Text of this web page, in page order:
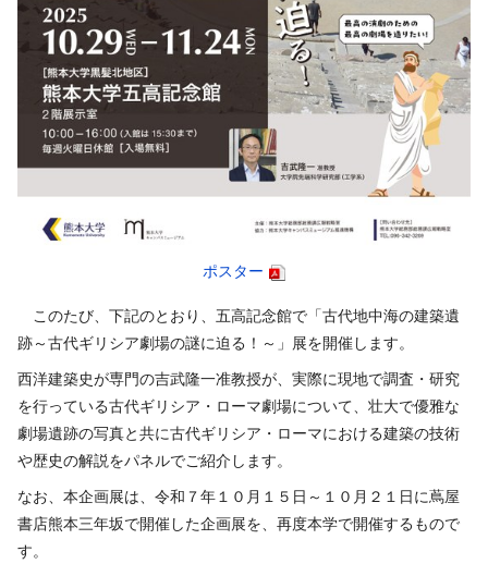
ポスター
このたび、下記のとおり、五高記念館で「古代地中海の建築遺
跡～古代ギリシア劇場の謎に迫る！～」展を開催します。
西洋建築史が専門の吉武隆一准教授が、実際に現地で調査・研究
を行っている古代ギリシア・ローマ劇場について、壮大で優雅な
劇場遺跡の写真と共に古代ギリシア・ローマにおける建築の技術
や歴史の解説をパネルでご紹介します。
なお、本企画展は、令和７年１０月１５日～１０月２１日に蔦屋
書店熊本三年坂で開催した企画展を、再度本学で開催するもので
す。